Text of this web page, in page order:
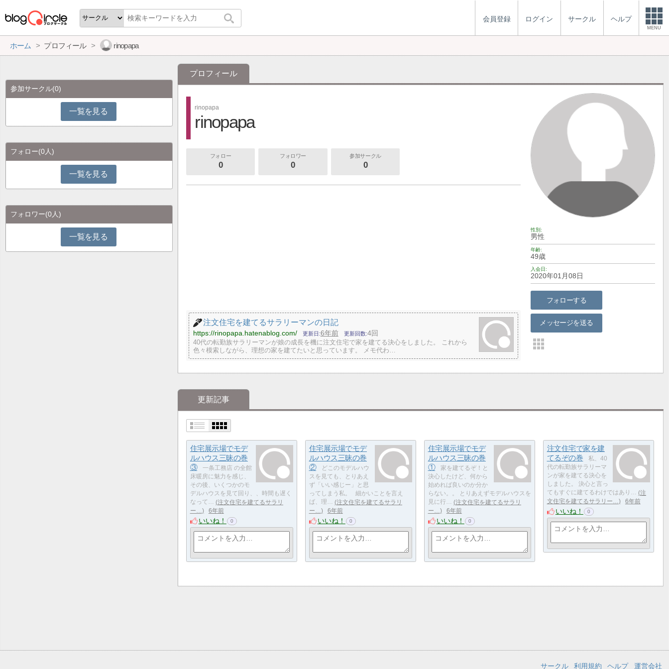
会員登録 ログイン サークル ヘルプ
MENU
ホーム プロフィール rinopapa
プロフィール
rinopapa
rinopapa
フォロー
0
フォロワー
0
参加サークル
0
性別
男性
年齢
49歳
入会日
2020年01月08日
フォローする
メッセージを送る
注文住宅を建てるサラリーマンの日記
https://rinopapa.hatenablog.com/ 更新日 6年前 更新回数 4回
40代の転勤族サラリーマンが娘の成長を機に注文住宅で家を建てる決心をしました。 これから
色々模索しながら、理想の家を建てたいと思っています。 メモ代わ…
更新記事
住宅展示場でモデ
ルハウス三昧の巻
③
一条工務店 の全館
床暖房に魅力を感じ、
その後、いくつかのモ
デルハウスを見て回り、、時間も遅く
なって…
注文住宅を建てるサラリ
ー…
6年前
いいね！ 0
住宅展示場でモデ
ルハウス三昧の巻
②
どこのモデルハウ
スを見ても、とりあえ
ず「いい感じー」と思
ってしまう私。 細かいことを言え
ば、理…
注文住宅を建てるサラリ
ー…
6年前
いいね！ 0
住宅展示場でモデ
ルハウス三昧の巻
①
家を建てるぞ！と
決心したけど、何から
始めれば良いのか分か
らない。。 とりあえずモデルハウスを
見に行…
注文住宅を建てるサラリ
ー…
6年前
いいね！ 0
注文住宅で家を建
てるぞの巻
私、40
代の転勤族サラリーマ
ンが家を建てる決心を
しました。 決心と言っ
てもすぐに建てるわけではあり…
注
文住宅を建てるサラリー…
6年前
いいね！ 0
参加サークル(0)
一覧を見る
フォロー(0人)
一覧を見る
フォロワー(0人)
一覧を見る
サークル 利用規約 ヘルプ 運営会社